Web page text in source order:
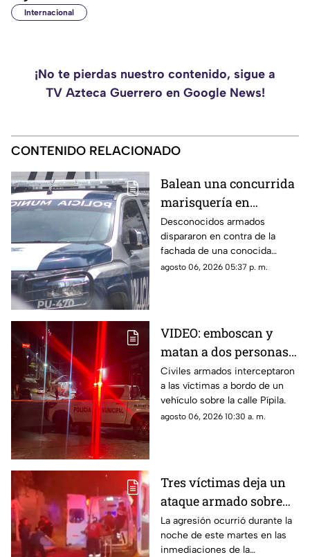
Internacional
¡No te pierdas nuestro contenido, sigue a
TV Azteca Guerrero en Google News!
CONTENIDO RELACIONADO
Balean una concurrida
marisquería en
Zihuatanejo
Desconocidos armados
dispararon en contra de la
fachada de una conocida
marisquería en Zihutanejo de
agosto 06, 2026 05:37 p. m.
VIDEO: emboscan y
matan a dos personas
adentro de un coche en
Ometepec
Civiles armados interceptaron
a las víctimas a bordo de un
vehículo sobre la calle Pípila.
agosto 06, 2026 10:30 a. m.
Tres víctimas deja un
ataque armado sobre
carretera federal de
Iguala
La agresión ocurrió durante la
noche de este martes en las
inmediaciones de la